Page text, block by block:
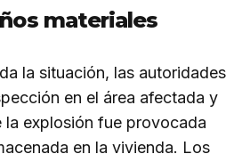
materiales
la situación, las autoridades
en el área afectada y
la explosión fue provocada
en la vivienda. Los